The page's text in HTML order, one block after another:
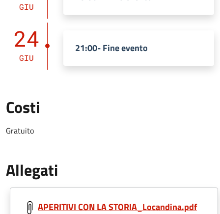
GIU
24
GIU
21:00- Fine evento
Costi
Gratuito
Allegati
APERITIVI CON LA STORIA_Locandina.pdf